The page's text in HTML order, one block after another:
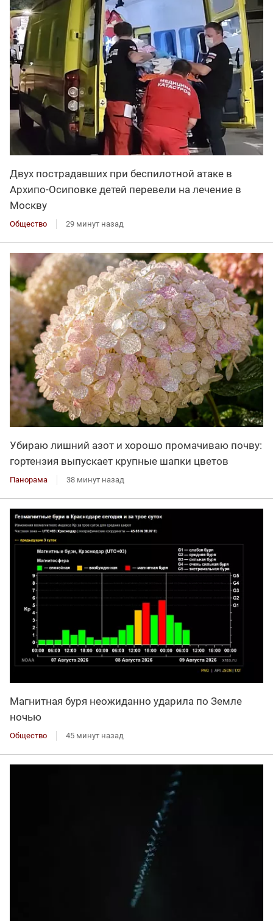
Двух пострадавших при беспилотной атаке в
Архипо-Осиповке детей перевели на лечение в
Москву
Общество 29 минут назад
Убираю лишний азот и хорошо промачиваю почву:
гортензия выпускает крупные шапки цветов
Панорама 38 минут назад
Магнитная буря неожиданно ударила по Земле
ночью
Общество 45 минут назад